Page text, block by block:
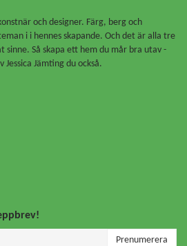
och designer. Färg, berg och
i i hennes skapande. Och det är alla tre
Så skapa ett hem du mår bra utav -
Jessica Jämting du också.
Prenumerera